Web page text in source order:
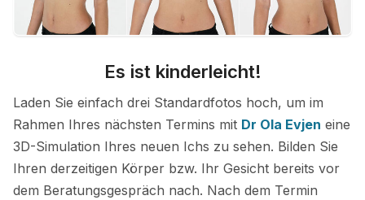
Es ist kinderleicht!
Laden Sie einfach drei Standardfotos hoch, um im
Rahmen Ihres nächsten Termins mit Dr Ola Evjen eine
3D-Simulation Ihres neuen Ichs zu sehen. Bilden Sie
Ihren derzeitigen Körper bzw. Ihr Gesicht bereits vor
dem Beratungsgespräch nach. Nach dem Termin